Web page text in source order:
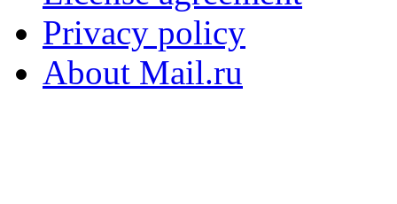
Privacy policy
About Mail.ru